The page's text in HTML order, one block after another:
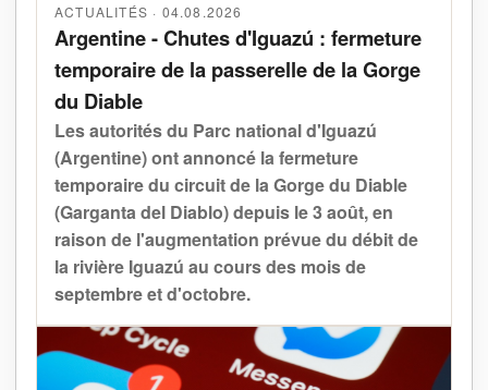
ACTUALITÉS · 04.08.2026
Argentine - Chutes d'Iguazú : fermeture
temporaire de la passerelle de la Gorge
du Diable
Les autorités du Parc national d'Iguazú
(Argentine) ont annoncé la fermeture
temporaire du circuit de la Gorge du Diable
(Garganta del Diablo) depuis le 3 août, en
raison de l'augmentation prévue du débit de
la rivière Iguazú au cours des mois de
septembre et d'octobre.